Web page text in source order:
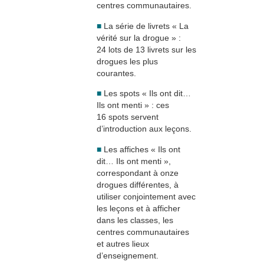
centres communautaires.
■ La série de livrets « La
vérité sur la drogue » :
24 lots de 13 livrets sur les
drogues les plus
courantes.
■ Les spots « Ils ont dit…
Ils ont menti » : ces
16 spots servent
d’introduction aux leçons.
■ Les affiches « Ils ont
dit… Ils ont menti »,
correspondant à onze
drogues différentes, à
utiliser conjointement avec
les leçons et à afficher
dans les classes, les
centres communautaires
et autres lieux
d’enseignement.